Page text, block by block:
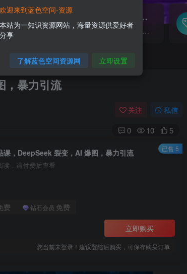
源码搭建
各类源码搭建...
素材资源NEW
海量素材,资源分享...
，暴力引流
关注 私信
0 10 5
课，DeepSeek 裂变，AI 爆图，暴力引流
读，请付费后查看
费 钻石会员 免费
立即购买
您当前未登录！建议登陆后购买，可保存购买订单
已售 5
欢迎来到蓝色空间-资源
本站为一知识资源网站，海量资源供爱好者
分享
了解蓝色空间资源网 立即设置